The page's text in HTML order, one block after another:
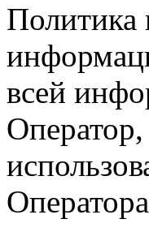
Политика
всей